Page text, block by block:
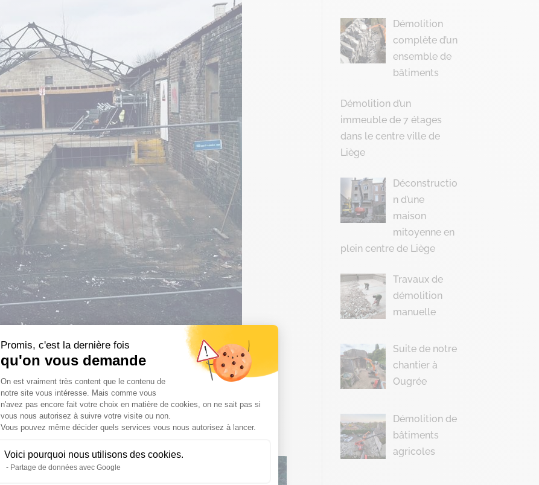
Promis, c'est la dernière fois
qu'on vous demande
Plateforme de Gestion du Consentement : Personnalisez vos Options
On est vraiment très content que le contenu de
notre site vous intéresse. Mais comme vous
n'avez pas encore fait votre choix en matière de cookies, on ne sait pas si
vous nous autorisez à suivre votre visite ou non.
Vous pouvez même décider quels services vous nous autorisez à lancer.
Voici pourquoi nous utilisons des cookies.
Partage de données avec Google
Axeptio consent
Démolition
complète d’un
ensemble de
bâtiments
Démolition d’un
immeuble de 7 étages
dans le centre ville de
Liège
Déconstructio
n d’une
maison
mitoyenne en
plein centre de Liège
Travaux de
démolition
manuelle
Suite de notre
chantier à
Ougrée
Démolition de
bâtiments
agricoles